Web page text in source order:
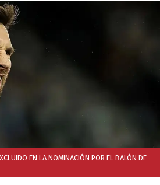
EN LA NOMINACIÓN POR EL BALÓN DE